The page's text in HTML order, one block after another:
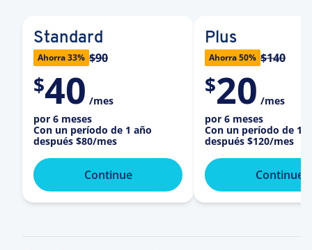
Standard
Ahorra 33% $90
$40 /mes
por 6 meses
Con un período de 1 año
después $80/mes
Continue
Plus
Ahorra 50% $140
$20 /mes
por 6 meses
Con un período de 1
después $120/mes
Continue